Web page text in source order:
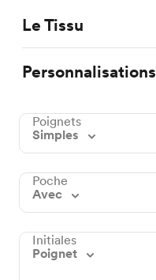
Le Tissu
Personnalisations
Poignets
Simples
Poche
Avec
Initiales
Poignet